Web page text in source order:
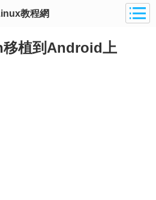
教程網
植到Android上